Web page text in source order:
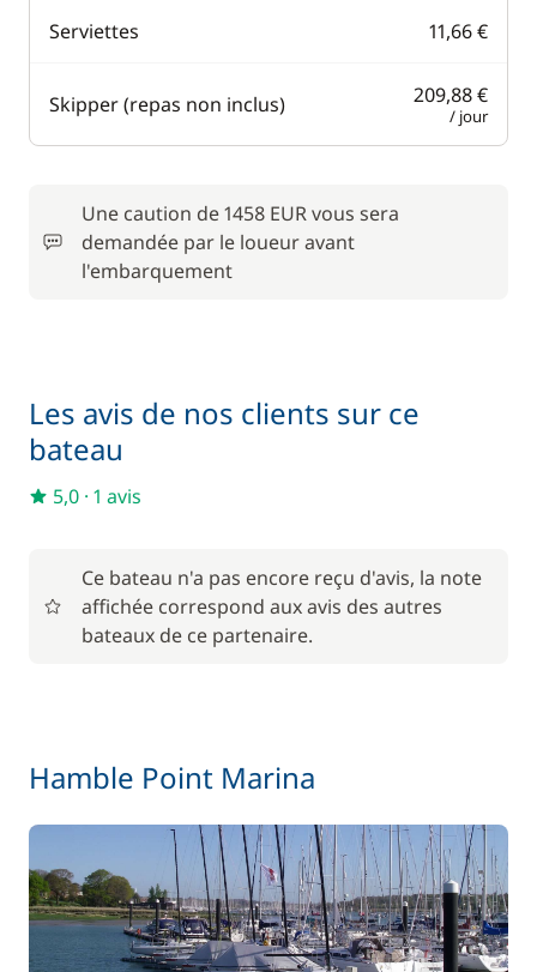
Serviettes 11,66 €
Skipper (repas non inclus) 209,88 €
/ jour
Une caution de 1458 EUR vous sera
demandée par le loueur avant
l'embarquement
Les avis de nos clients sur ce
bateau
5,0 · 1 avis
Ce bateau n'a pas encore reçu d'avis, la note
affichée correspond aux avis des autres
bateaux de ce partenaire.
Hamble Point Marina